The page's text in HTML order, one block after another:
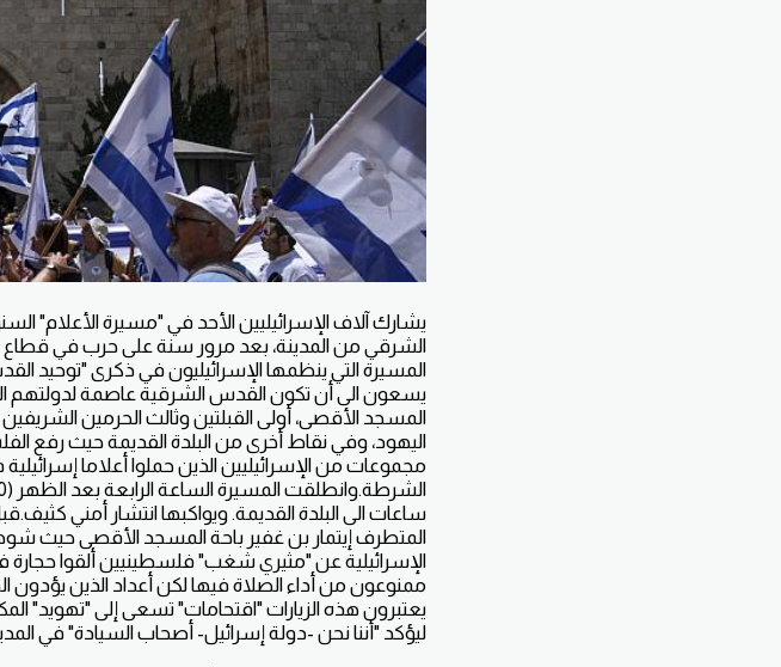
يشارك آلاف الإسرائيليين الأحد في "مسيرة الأعلام"
الشرقي من المدينة، بعد مرور سنة على حرب في قطاع
المسيرة التي ينظمها الإسرائيليون في ذكرى "توحيد
يسعون الى أن تكون القدس الشرقية عاصمة لدولتهم
المسجد الأقصى، أولى القبلتين وثالث الحرمين
اليهود، وفي نقاط أخرى من البلدة القديمة حيث رفع
مجموعات من الإسرائيليين الذين حملوا أعلاما
ساعات الى البلدة القديمة. ويواكبها انتشار أمني
المتطرف إيتمار بن غفير باحة المسجد الأقصى حيث
الإسرائيلية عن "مثيري شغب" فلسطينيين ألقوا
ممنوعون من أداء الصلاة فيها لكن أعداد الذين يؤدون
يعتبرون هذه الزيارات "اقتحامات" تسعى إلى "تهويد"
ليؤكد "أننا نحن -دولة إسرائيل- أصحاب السيادة" في